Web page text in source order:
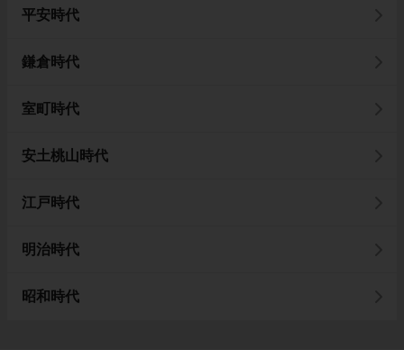
平安時代
鎌倉時代
室町時代
安土桃山時代
江戸時代
明治時代
昭和時代